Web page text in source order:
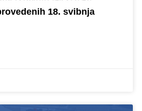
18. svibnja